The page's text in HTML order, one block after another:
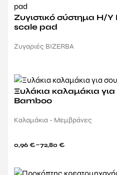
Ζυγιστικό σύστημα Η/
scale pad
Ζυγαριές BIZERBA
Ξυλάκια καλαμάκια για
Bamboo
Καλαμάκια - Μεμβράνες
0,96 €–72,80 €